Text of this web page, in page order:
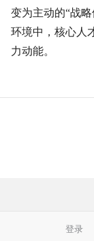
变为主动的“战
环境中，核心人
力动能。
登录